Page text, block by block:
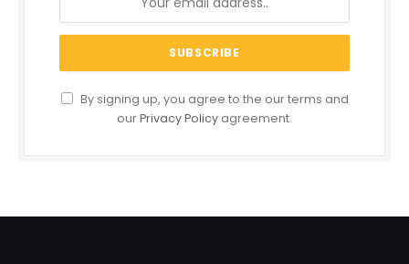
By signing up, you agree to the our terms and
ourPrivacy Policy agreement.